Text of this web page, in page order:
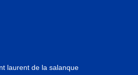
laurent de la salanque